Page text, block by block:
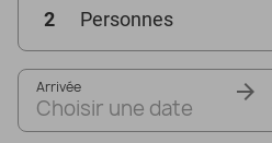
2 Personnes
Arrivée
Choisir une date